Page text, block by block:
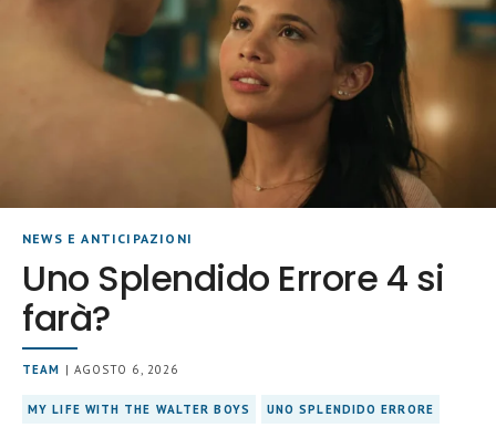
NEWS E ANTICIPAZIONI
Uno Splendido Errore 4 si
farà?
TEAM | AGOSTO 6, 2026
MY LIFE WITH THE WALTER BOYS UNO SPLENDIDO ERRORE